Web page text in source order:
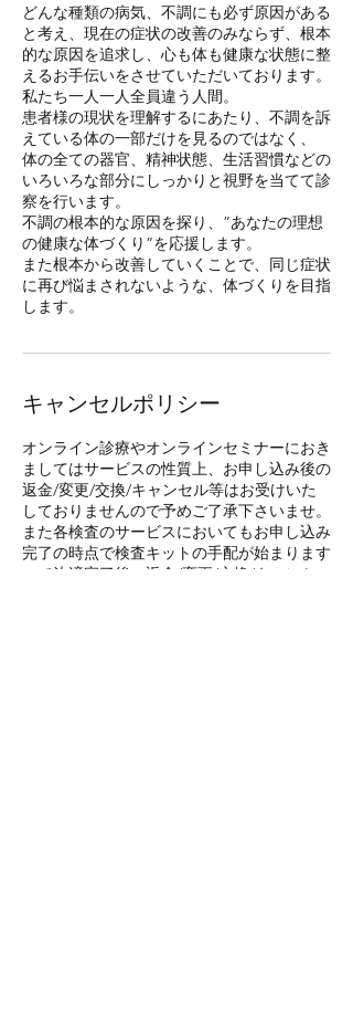
どんな種類の病気、不調にも必ず原因がある
と考え、現在の症状の改善のみならず、根本
的な原因を追求し、心も体も健康な状態に整
えるお手伝いをさせていただいております。
私たち一人一人全員違う人間。
患者様の現状を理解するにあたり、不調を訴
えている体の一部だけを見るのではなく、
体の全ての器官、精神状態、生活習慣などの
いろいろな部分にしっかりと視野を当てて診
察を行います。
不調の根本的な原因を探り、”あなたの理想
の健康な体づくり”を応援します。
また根本から改善していくことで、同じ症状
に再び悩まされないような、体づくりを目指
キャンセルポリシー
オンライン診療やオンラインセミナーにおき
ましてはサービスの性質上、お申し込み後の
返金/変更/交換/キャンセル等はお受けいた
しておりませんので予めご了承下さいませ。
また各検査のサービスにおいてもお申し込み
完了の時点で検査キットの手配が始まります
ので決済完了後の返金/変更/交換/キャンセ